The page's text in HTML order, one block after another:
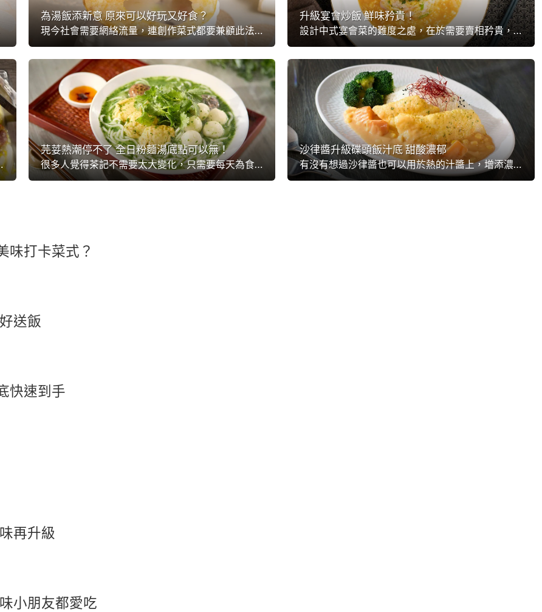
為湯飯添新意 原來可以好玩又好食？
現今社會需要網絡流量，連創作菜式都要兼顧此法則，別以為只有新派菜才有辦法做到，其實只要花點小心思，簡單如日常湯飯一樣可以引人入勝，成功創造「玩食體驗」！而如此特色，正是結合了「聯合利華飲食策劃」與全球250位專業主廚所整合的最新【未來菜單】重要元素之一。...
升級宴會炒飯 鮮味矜貴！
設計中式宴會菜的難度之處，在於需要賣相矜貴，又能同時大量出餐，最好還能帶給赴宴客人驚喜，才不失禮主人家。談到最新的【未來菜單】，「聯合利華飲食策劃」聯合全球250位專業主廚創造食譜，當中不少都追求跨國界滋味！這元素如何能應用到現今的中式宴會菜中呢？
素。這次甚至帶大家讓「根」生出創意，這才是意想不到的美...
芫荽熱潮停不了 全日粉麵湯底點可以無！
很多人覺得茶記不需要太大變化，只需要每天為食客提供熟悉的味道。然而，「聯合利華飲食策劃」最近針對【未來菜單】作巿場調查，發現當今的食客其實喜歡在熟悉的味道上，添加潮流元素，創造充滿新意的滋味。正巧亞洲地區興起芫荽熱潮，茶餐廳亦是時候破舊立新，追上潮流推出...
沙律醬升級碟頭飯汁底 甜酸濃郁
有沒有想過沙律醬也可以用於熱的汁醬上，增添濃郁滋味？就「聯合利華飲食策劃」的【未來菜單】調查看來，食客特別喜歡在熟悉的味道上添加潮流元素，這次就將沙律醬注入龍蝦汁，更是用於碟頭飯上，為平民菜式帶來甜酸濃郁滋味，隨時有機會成為茶記皇牌之一！
味打卡菜式？
送飯
快速到手
再升級
小朋友都愛吃